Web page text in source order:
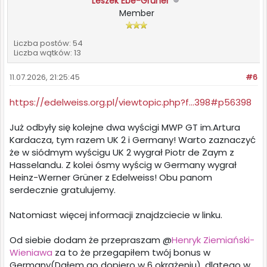
Member
Liczba postów: 54
Liczba wątków: 13
#6
11.07.2026, 21:25:45
https://edelweiss.org.pl/viewtopic.php?f...398#p56398
Już odbyły się kolejne dwa wyścigi MWP GT im.Artura
Kardacza, tym razem UK 2 i Germany! Warto zaznaczyć
że w siódmym wyścigu UK 2 wygrał Piotr de Zaym z
Hasselandu. Z kolei ósmy wyścig w Germany wygrał
Heinz-Werner Grüner z Edelweiss! Obu panom
serdecznie gratulujemy.
Natomiast więcej informacji znajdzciecie w linku.
Od siebie dodam że przepraszam @Henryk Ziemiański-
Wieniawa za to że przegapiłem twój bonus w